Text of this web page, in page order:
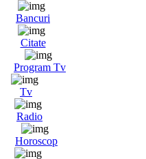
Bancuri
Citate
Program Tv
Tv
Radio
Horoscop